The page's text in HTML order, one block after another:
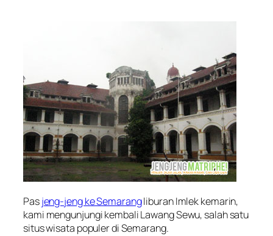
Pasjeng-jeng ke Semarangliburan Imlek kemarin,
kami mengunjungi kembali Lawang Sewu, salah satu
situs wisata populer di Semarang.